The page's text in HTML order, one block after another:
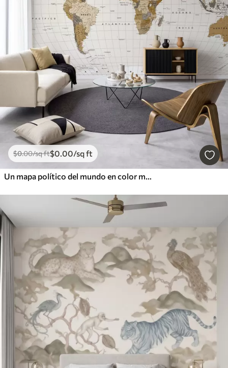
$0.00/sq ft$0 .00/sq ft